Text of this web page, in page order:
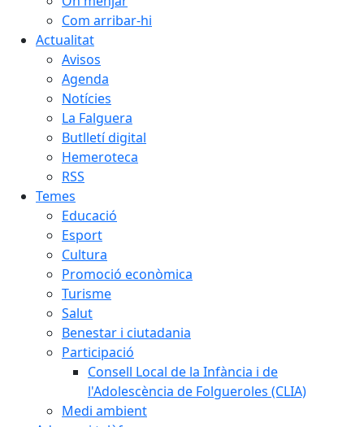
Com arribar-hi
Actualitat
Avisos
Agenda
Notícies
La Falguera
Butlletí digital
Hemeroteca
RSS
Temes
Educació
Esport
Cultura
Promoció econòmica
Turisme
Salut
Benestar i ciutadania
Participació
Consell Local de la Infància i de
l'Adolescència de Folgueroles (CLIA)
Medi ambient